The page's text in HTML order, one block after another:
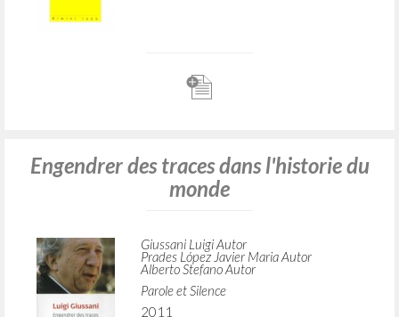
Engendrer des traces dans l'historie du
monde
Giussani Luigi Autor
Prades López Javier Maria Autor
Alberto Stefano Autor
Parole et Silence
2011